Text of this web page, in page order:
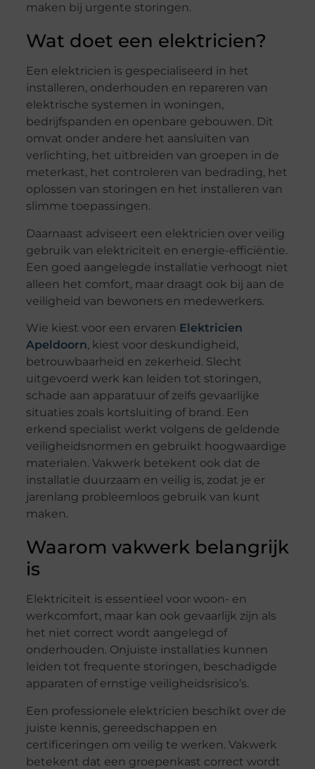
maken bij urgente storingen.
Wat doet een elektricien?
Een elektricien is gespecialiseerd in het
installeren, onderhouden en repareren van
elektrische systemen in woningen,
bedrijfspanden en openbare gebouwen. Dit
omvat onder andere het aansluiten van
verlichting, het uitbreiden van groepen in de
meterkast, het controleren van bedrading, het
oplossen van storingen en het installeren van
slimme toepassingen.
Daarnaast adviseert een elektricien over veilig
gebruik van elektriciteit en energie-efficiëntie.
Een goed aangelegde installatie verhoogt niet
alleen het comfort, maar draagt ook bij aan de
veiligheid van bewoners en medewerkers.
Wie kiest voor een ervaren Elektricien
Apeldoorn, kiest voor deskundigheid,
betrouwbaarheid en zekerheid. Slecht
uitgevoerd werk kan leiden tot storingen,
schade aan apparatuur of zelfs gevaarlijke
situaties zoals kortsluiting of brand. Een
erkend specialist werkt volgens de geldende
veiligheidsnormen en gebruikt hoogwaardige
materialen. Vakwerk betekent ook dat de
installatie duurzaam en veilig is, zodat je er
jarenlang probleemloos gebruik van kunt
maken.
Waarom vakwerk belangrijk
is
Elektriciteit is essentieel voor woon- en
werkcomfort, maar kan ook gevaarlijk zijn als
het niet correct wordt aangelegd of
onderhouden. Onjuiste installaties kunnen
leiden tot frequente storingen, beschadigde
apparaten of ernstige veiligheidsrisico’s.
Een professionele elektricien beschikt over de
juiste kennis, gereedschappen en
certificeringen om veilig te werken. Vakwerk
betekent dat een groepenkast correct wordt